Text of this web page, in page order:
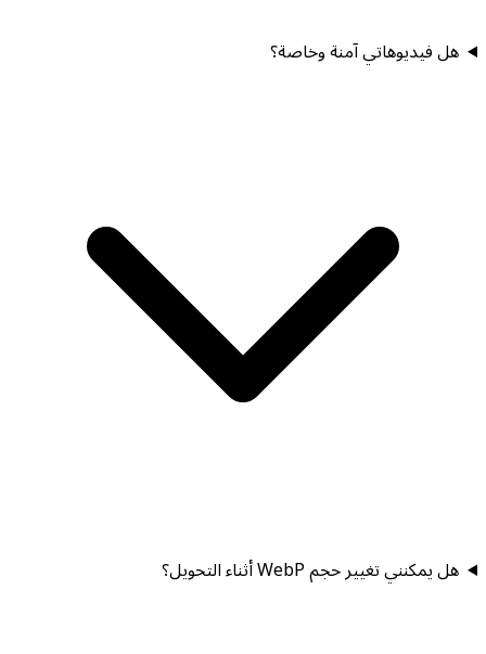
هل فيديوهاتي آمنة وخاصة؟
هل يمكنني تغيير حجم WebP أثناء التحويل؟